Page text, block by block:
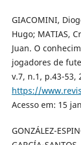
GIACOMINI,
Hugo; MATIAS,
Juan. O
jogadores de
v.7, n.1, p.43-53,
https://
Acesso em: 15
GONZÁLEZ-